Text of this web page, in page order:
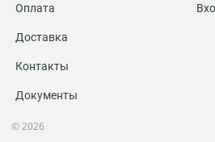
Оплата
Доставка
Контакты
Документы
© 2026